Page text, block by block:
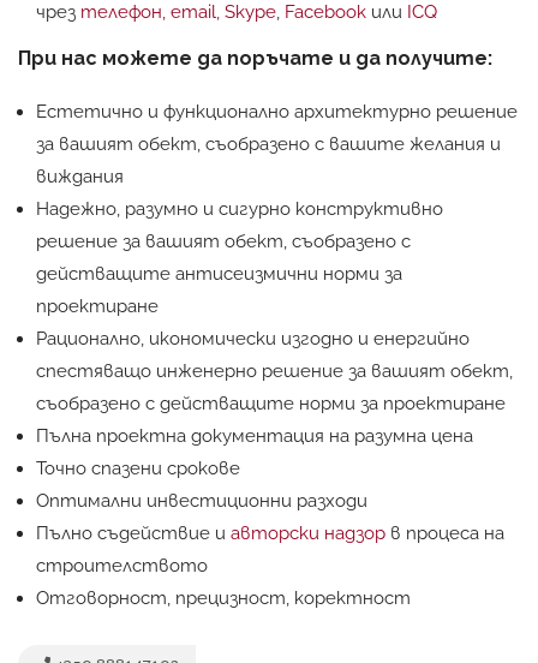
чрез телефон, email, Skype, Facebook или ICQ
При нас можете да поръчате и да получите:
Естетично и функционално архитектурно решение
за вашият обект, съобразено с вашите желания и
виждания
Надежно, разумно и сигурно конструктивно
решение за вашият обект, съобразено с
действащите антисеизмични норми за
проектиране
Рационално, икономически изгодно и енергийно
спестяващо инженерно решение за вашият обект,
съобразено с действащите норми за проектиране
Пълна проектна документация на разумна цена
Точно спазени срокове
Оптимални инвестиционни разходи
Пълно съдействие и авторски надзор в процеса на
строителството
Отговорност, прецизност, коректност